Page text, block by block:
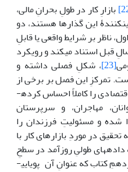
بازارِ کار در طولِ بحرانِ مالی،
این گذارها هستند، دو
ناظر بر شرایط واقعی یا قابلِ
قبل استناد می­کند و رویکرد
[23]
، شکلِ فصلی داشته و
تمرکزِ این فصل بر برخی از
را کاملاً احساس کرده­
مهاجران، و سرپرستان
شده­ و مسئولیتِ فرزندان را
در موردِ بازارهای کار با
طولیِ روزآمد در سطحِ
کتاب که عنوانِ آن پویایی­